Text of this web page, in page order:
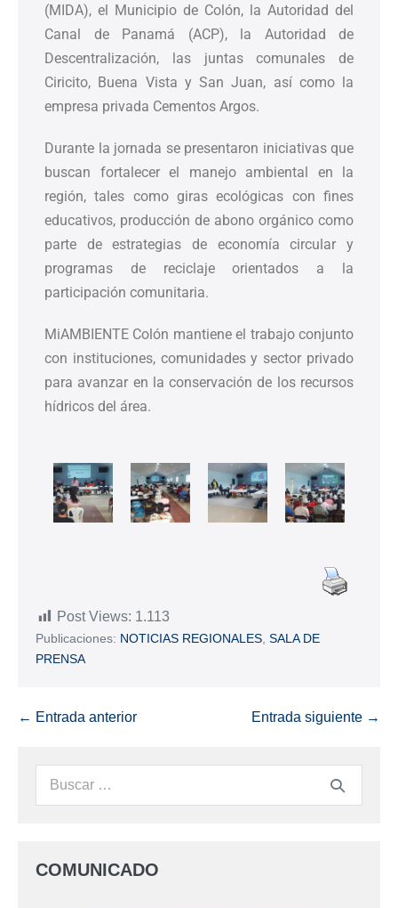
(MIDA), el Municipio de Colón, la Autoridad del
Canal de Panamá (ACP), la Autoridad de
Descentralización, las juntas comunales de
Ciricito, Buena Vista y San Juan, así como la
empresa privada Cementos Argos.
Durante la jornada se presentaron iniciativas que
buscan fortalecer el manejo ambiental en la
región, tales como giras ecológicas con fines
educativos, producción de abono orgánico como
parte de estrategias de economía circular y
programas de reciclaje orientados a la
participación comunitaria.
MiAMBIENTE Colón mantiene el trabajo conjunto
con instituciones, comunidades y sector privado
para avanzar en la conservación de los recursos
hídricos del área.
Post Views: 1.113
Publicaciones: NOTICIAS REGIONALES SALA DE
PRENSA
← Entrada anterior Entrada siguiente →
COMUNICADO